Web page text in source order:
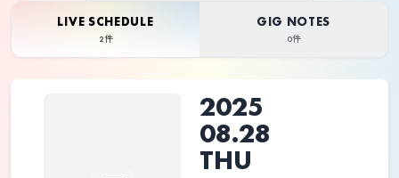
LIVE SCHEDULE
2件
GIG NOTES
0件
2025
08.28
THU